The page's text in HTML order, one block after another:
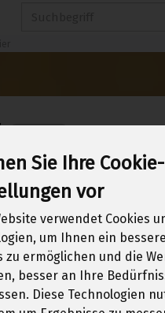
Sie Ihre Cookie-
vor
verwendet Cookies
um Ihnen ein
zu ermöglichen und die
besser an Ihre
Diese Technologien
Allergene